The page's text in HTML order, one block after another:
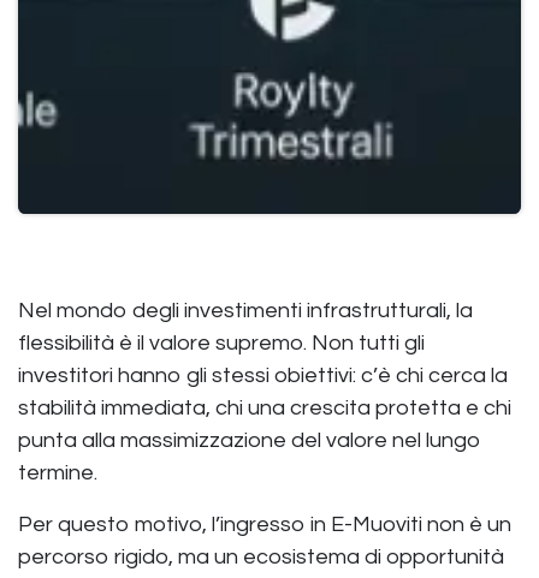
Nel mondo degli investimenti infrastrutturali, la
flessibilità è il valore supremo. Non tutti gli
investitori hanno gli stessi obiettivi: c’è chi cerca la
stabilità immediata, chi una crescita protetta e chi
punta alla massimizzazione del valore nel lungo
termine.
Per questo motivo, l’ingresso in E-Muoviti non è un
percorso rigido, ma un ecosistema di opportunità